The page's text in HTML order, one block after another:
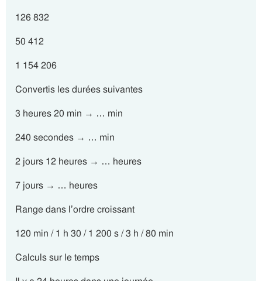
126 832
50 412
1 154 206
Convertis les durées suivantes
3 heures 20 min → … min
240 secondes → … min
2 jours 12 heures → … heures
7 jours → … heures
Range dans l’ordre croissant
120 min / 1 h 30 / 1 200 s / 3 h / 80 min
Calculs sur le temps